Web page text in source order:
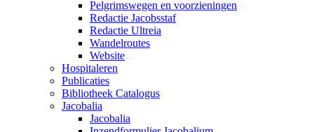
Pelgrimswegen en voorzieningen
Redactie Jacobsstaf
Redactie Ultreia
Wandelroutes
Website
Hospitaleren
Publicaties
Bibliotheek Catalogus
Jacobalia
Jacobalia